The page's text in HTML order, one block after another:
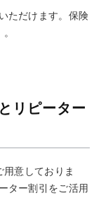
ただけます。保険
。
リピーター
意しておりま
ター割引をご活用